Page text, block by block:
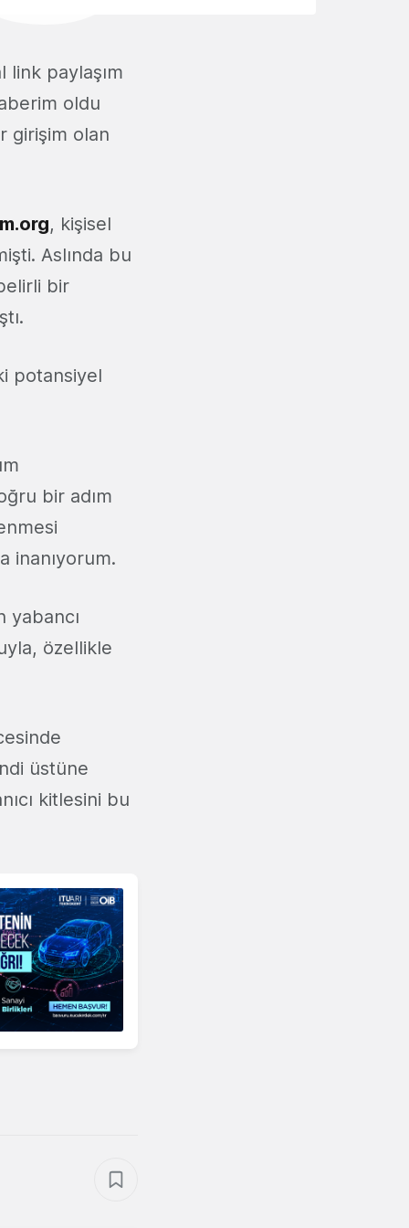
link paylaşım
oldu
girişim olan
, kişisel
Aslında bu
bir
potansiyel
bir adım
inanıyorum.
yabancı
özellikle
üstüne
kitlesini bu